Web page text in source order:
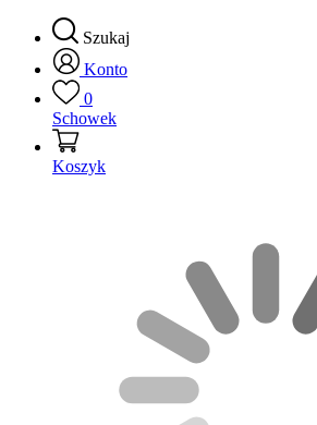
Szukaj
Konto
0
Schowek
Koszyk